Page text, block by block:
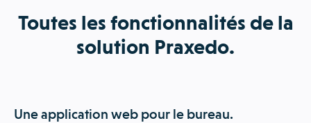
Toutes les fonctionnalités de la
solution Praxedo.
Une application web pour le bureau.